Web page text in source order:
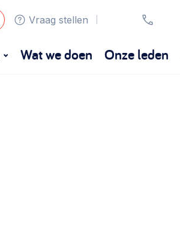
Vraag stellen
Wat we doen Onze leden